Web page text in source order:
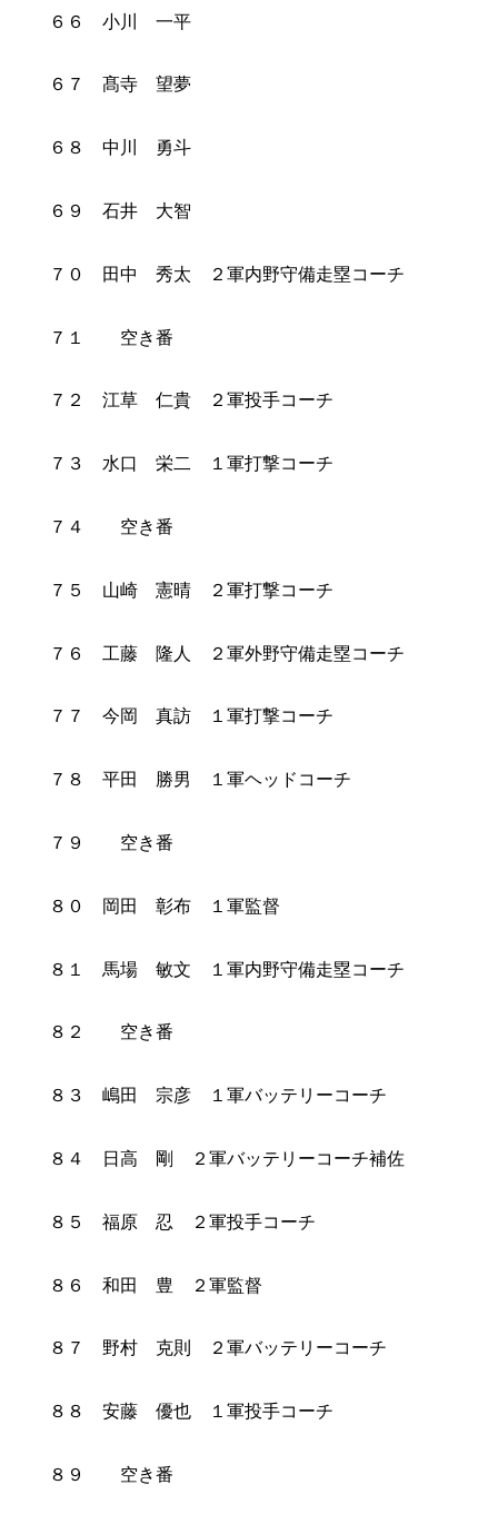
６６ 小川 一平
６７ 髙寺 望夢
６８ 中川 勇斗
６９ 石井 大智
７０ 田中 秀太 ２軍内野守備走塁コーチ
７１ 空き番
７２ 江草 仁貴 ２軍投手コーチ
７３ 水口 栄二 １軍打撃コーチ
７４ 空き番
７５ 山崎 憲晴 ２軍打撃コーチ
７６ 工藤 隆人 ２軍外野守備走塁コーチ
７７ 今岡 真訪 １軍打撃コーチ
７８ 平田 勝男 １軍ヘッドコーチ
７９ 空き番
８０ 岡田 彰布 １軍監督
８１ 馬場 敏文 １軍内野守備走塁コーチ
８２ 空き番
８３ 嶋田 宗彦 １軍バッテリーコーチ
８４ 日高 剛 ２軍バッテリーコーチ補佐
８５ 福原 忍 ２軍投手コーチ
８６ 和田 豊 ２軍監督
８７ 野村 克則 ２軍バッテリーコーチ
８８ 安藤 優也 １軍投手コーチ
８９ 空き番